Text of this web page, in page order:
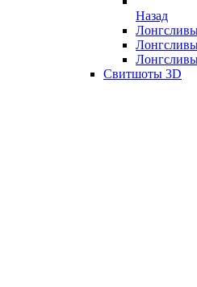
Назад
Свитшоты 3D